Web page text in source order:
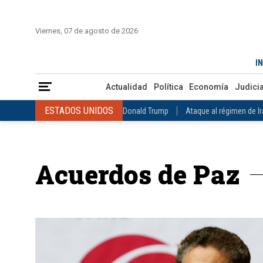
Viernes, 07 de agosto de 2026
Actualidad Política Economía Judicial
ESTADOS UNIDOS Donald Trump Ataque al régimen de
VENEZUELA Juicio contra Maduro Terremoto en
ESTADOS UNIDOS
INTERNACIONAL Raúl Castro José Luis Rodríguez Zapatero
COLOMBIA Elecciones Presidenciales en Colombia Gustavo
Acuerdos de Paz